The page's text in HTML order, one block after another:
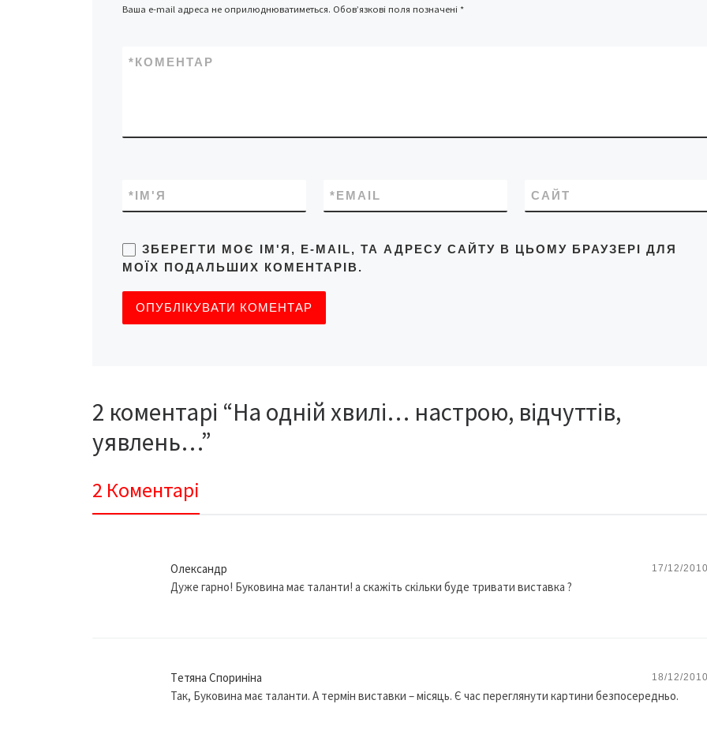
Ваша e-mail адреса не оприлюднюватиметься. Обов’язкові поля позначені *
КОМЕНТАР
*
ІМ'Я
* EMAIL
* САЙТ
ЗБЕРЕГТИ МОЄ ІМ'Я, E-MAIL, ТА АДРЕСУ САЙТУ В ЦЬОМУ БРАУЗЕРІ ДЛЯ
МОЇХ ПОДАЛЬШИХ КОМЕНТАРІВ.
2 коментарі “На одній хвилі… настрою, відчуттів,
уявлень…”
2 Коментарі
Олександр 17/12/
Дуже гарно! Буковина має таланти! а скажіть скільки буде тривати виставка ?
Tетяна Спориніна 18/12/
Так, Буковина має таланти. А термін виставки – місяць. Є час переглянути картини безпосередньо.